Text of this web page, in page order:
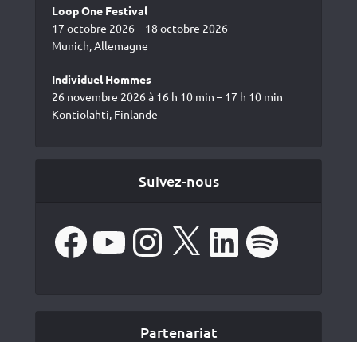
Loop One Festival
17 octobre 2026 – 18 octobre 2026
Munich, Allemagne
Individuel Hommes
26 novembre 2026 à 16 h 10 min – 17 h 10 min
Kontiolahti, Finlande
Suivez-nous
FacebookYouTube Instagram LinkedIn Spotify
Partenariat